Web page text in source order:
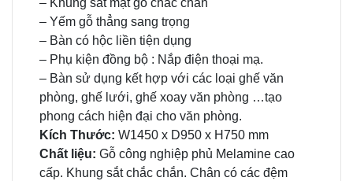
– Khung sắt mặt gỗ chắc chắn
– Yếm gỗ thẳng sang trọng
– Bàn có hộc liền tiện dụng
– Phụ kiện đồng bộ : Nắp điện thoại mạ.
– Bàn sử dụng kết hợp với các loại ghế văn
phòng, ghế lưới, ghế xoay văn phòng …tạo
phong cách hiện đại cho văn phòng.
Kích Thước: W1450 x D950 x H750 mm
Chất liệu: Gỗ công nghiệp phủ Melamine cao
cấp. Khung sắt chắc chắn. Chân có các đệm